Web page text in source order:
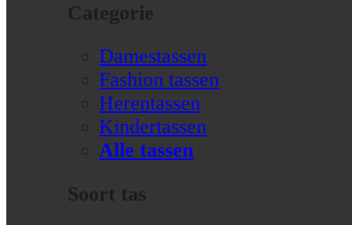
Categorie
Damestassen
Fashion tassen
Herentassen
Kindertassen
Alle tassen
Soort tas